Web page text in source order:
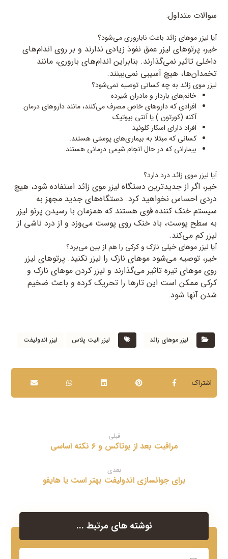
سوالات متداول:
آیا لیزر موهای زائد باعث ناباروری می‌شود؟
خیر، پرتوهای لیزر عمق نفوذ زیادی ندارند و بر روی اندام‌های
داخلی تاثیر نمی‌گذارند. بنابراین اندام‌های باروری، مانند
تخمدان‌ها، هیچ آسیبی نمی‌بینند.
لیزر موی زائد به چه کسانی توصیه نمی‌شود؟
خانم‌های باردار و مادران شیرده
افرادی که داروهای خاص مصرف می‌کنند، مانند داروهای درمان
آکنه (کورتون ) یا آنتی بیوتیک
افراد دارای اسکار کلوئید
کسانی که مبتلا به بیماری‌های پوستی هستند.
بیمارانی که در حال انجام شیمی درمانی هستند.
آیا لیزر موی زائد درد دارد؟
خیر، اگر از جدیدترین دستگاه لیزر موی زائد استفاده شود، هیچ
دردی احساس نخواهید کرد. دستگاه‌های جدید مجهز به
سیستم خنک کننده قوی هستند که همزمان با رسیدن پرتو لیزر
به سطح پوست، باد خنک روی پوست می‌وزد و از درد ناشی از
لیزر کم می‌کند.
آیا لیزر موهای خیلی نازک و کرکی را هم از بین می‌برد؟
خیر، توصیه می‌شود موهای نازک را لیزر نکنید. پرتوهای لیزر
روی موهای تیره تاثیر می‌گذارند و لیزر کردن موهای نازک و
کرکی ممکن است این تارها را تحریک کرده و باعث ضخیم
شدن آنها شود.
لیزر موهای زائد لیزر الیت پلاس لیزر اندولیفت
قبلی
مراقبت بعد از بوتاکس و ۶ نکته اساسی
بعدی
برای جوانسازی اندولیفت بهتر است یا هایفو
نوشته های مرتبط ...